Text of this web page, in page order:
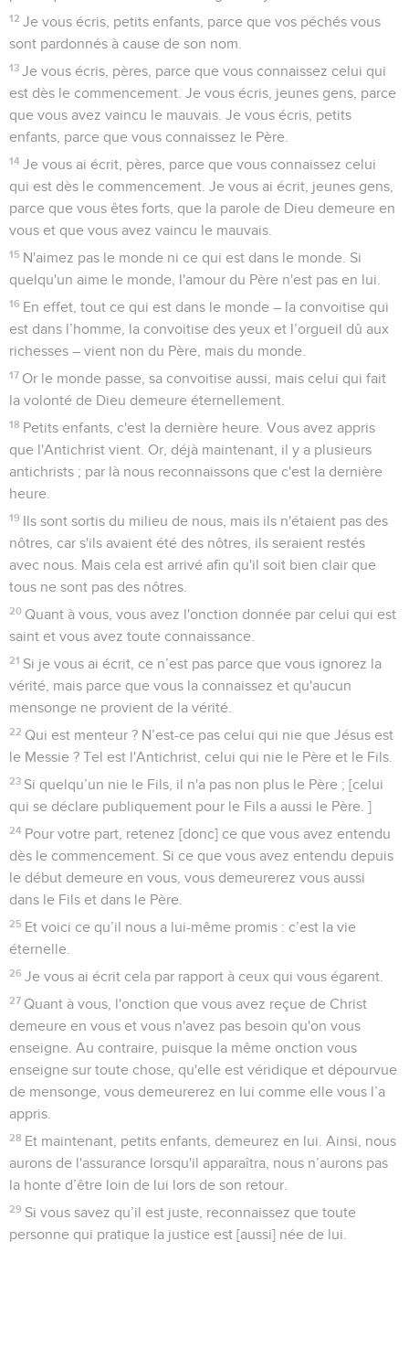
12 Je vous écris, petits enfants, parce que vos péchés vous
sont pardonnés à cause de son nom.
13 Je vous écris, pères, parce que vous connaissez celui qui
est dès le commencement. Je vous écris, jeunes gens, parce
que vous avez vaincu le mauvais. Je vous écris, petits
enfants, parce que vous connaissez le Père.
14 Je vous ai écrit, pères, parce que vous connaissez celui
qui est dès le commencement. Je vous ai écrit, jeunes gens,
parce que vous êtes forts, que la parole de Dieu demeure en
vous et que vous avez vaincu le mauvais.
15 N'aimez pas le monde ni ce qui est dans le monde. Si
quelqu'un aime le monde, l'amour du Père n'est pas en lui.
16 En effet, tout ce qui est dans le monde – la convoitise qui
est dans l’homme, la convoitise des yeux et l’orgueil dû aux
richesses – vient non du Père, mais du monde.
17 Or le monde passe, sa convoitise aussi, mais celui qui fait
la volonté de Dieu demeure éternellement.
18 Petits enfants, c'est la dernière heure. Vous avez appris
que l'Antichrist vient. Or, déjà maintenant, il y a plusieurs
antichrists ; par là nous reconnaissons que c'est la dernière
heure.
19 Ils sont sortis du milieu de nous, mais ils n'étaient pas des
nôtres, car s'ils avaient été des nôtres, ils seraient restés
avec nous. Mais cela est arrivé afin qu'il soit bien clair que
tous ne sont pas des nôtres.
20 Quant à vous, vous avez l'onction donnée par celui qui est
saint et vous avez toute connaissance.
21 Si je vous ai écrit, ce n’est pas parce que vous ignorez la
vérité, mais parce que vous la connaissez et qu'aucun
mensonge ne provient de la vérité.
22 Qui est menteur ? N’est-ce pas celui qui nie que Jésus est
le Messie ? Tel est l'Antichrist, celui qui nie le Père et le Fils.
23 Si quelqu’un nie le Fils, il n'a pas non plus le Père ; [celui
qui se déclare publiquement pour le Fils a aussi le Père. ]
24 Pour votre part, retenez [donc] ce que vous avez entendu
dès le commencement. Si ce que vous avez entendu depuis
le début demeure en vous, vous demeurerez vous aussi
dans le Fils et dans le Père.
25 Et voici ce qu’il nous a lui-même promis : c’est la vie
éternelle.
26 Je vous ai écrit cela par rapport à ceux qui vous égarent.
27 Quant à vous, l'onction que vous avez reçue de Christ
demeure en vous et vous n'avez pas besoin qu'on vous
enseigne. Au contraire, puisque la même onction vous
enseigne sur toute chose, qu'elle est véridique et dépourvue
de mensonge, vous demeurerez en lui comme elle vous l’a
appris.
28 Et maintenant, petits enfants, demeurez en lui. Ainsi, nous
aurons de l'assurance lorsqu'il apparaîtra, nous n’aurons pas
la honte d’être loin de lui lors de son retour.
29 Si vous savez qu’il est juste, reconnaissez que toute
personne qui pratique la justice est [aussi] née de lui.